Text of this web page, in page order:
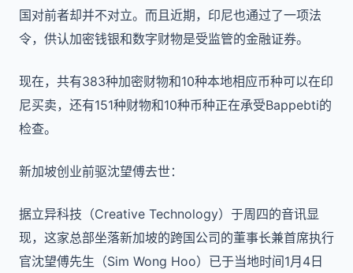
国对前者却并不对立。而且近期，印尼也通过了一项法
令，供认加密钱银和数字财物是受监管的金融证券。
现在，共有383种加密财物和10种本地相应币种可以在印
尼买卖，还有151种财物和10种币种正在承受Bappebti的
检查。
新加坡创业前驱沈望傅去世：
据立异科技（Creative Technology）于周四的音讯显
现，这家总部坐落新加坡的跨国公司的董事长兼首席执行
官沈望傅先生（Sim Wong Hoo）已于当地时间1月4日